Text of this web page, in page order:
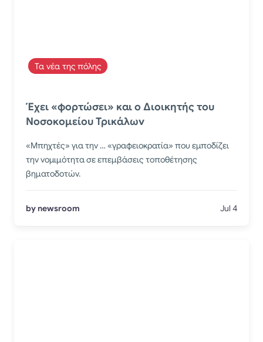
Τα νέα της πόλης
Έχει «φορτώσει» και ο Διοικητής του
Νοσοκομείου Τρικάλων
«Μπηχτές» για την … «γραφειοκρατία» που εμποδίζει
την νομιμότητα σε επεμβάσεις τοποθέτησης
βηματοδοτών.
by newsroom Jul 4